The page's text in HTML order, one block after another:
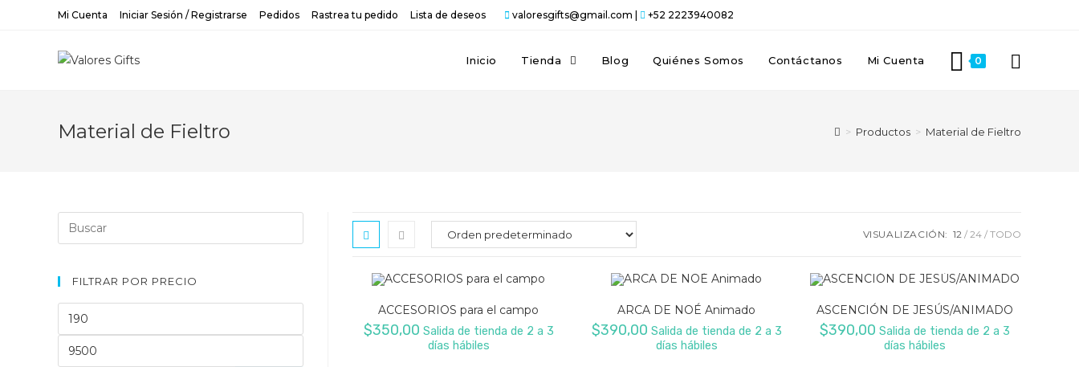
Mi Cuenta Iniciar Sesión / Registrarse Pedidos Rastrea tu pedido Lista de deseos valoresgifts@gmail.com | +52 2223940082
Inicio Tienda Blog Quiénes Somos Contáctanos Mi Cuenta 0
Material de Fieltro > Productos > Material de Fieltro
VISUALIZACIÓN: 12 24 TODO
ACCESORIOS para el campo
$350,00 Salida de tienda de 2 a 3
días hábiles
ARCA DE NOÉ Animado
$390,00 Salida de tienda de 2 a 3
días hábiles
ASCENCIÓN DE JESÚS/ANIMADO
$390,00 Salida de tienda de 2 a 3
días hábiles
FILTRAR POR PRECIO